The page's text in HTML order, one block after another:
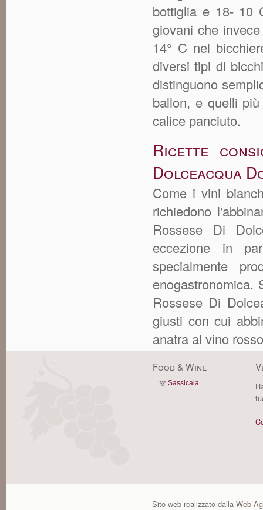
bottiglia e 18- 10
giovani che
14° C nel
diversi tipi di
distinguono
ballon, e quelli
calice panciuto.
Ricette
Dolceacqua
Come i vini
richiedono
Rossese Di
eccezione in
specialmente
enogastronomica.
Rossese Di
giusti con cui
anatra al vino
Food & Wine
Sassicaia
Sito web realizzato dalla Web